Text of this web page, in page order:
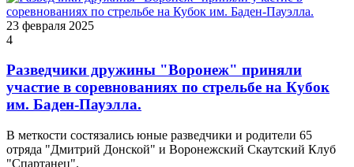
23 февраля 2025
4
Разведчики дружины "Воронеж" приняли
участие в соревнованиях по стрельбе на Кубок
им. Баден-Пауэлла.
В меткости состязались юные разведчики и родители 65
отряда "Дмитрий Донской" и Воронежский Скаутский Клуб
"Спартанец".